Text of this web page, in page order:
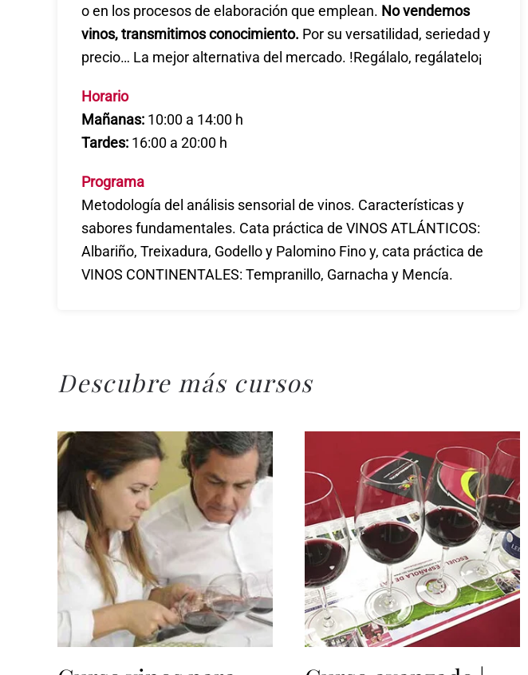
o en los procesos de elaboración que emplean. No vendemos
vinos, transmitimos conocimiento. Por su versatilidad, seriedad y
precio… La mejor alternativa del mercado. !Regálalo, regálatelo¡
Horario
Mañanas: 10:00 a 14:00 h
Tardes: 16:00 a 20:00 h
Programa
Metodología del análisis sensorial de vinos. Características y
sabores fundamentales. Cata práctica de VINOS ATLÁNTICOS:
Albariño, Treixadura, Godello y Palomino Fino y, cata práctica de
VINOS CONTINENTALES: Tempranillo, Garnacha y Mencía.
Descubre más cursos